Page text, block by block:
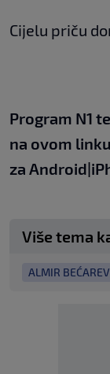
Cijelu priču
Program N1
na ovom linku
za Android|
Više tema
ALMIR